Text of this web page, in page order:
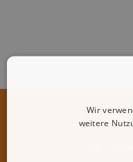
Wir
weitere